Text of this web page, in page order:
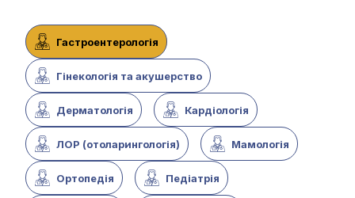
Гастроентерологія
Гінекологія та акушерство
Дерматологія Кардіологія
ЛОР (отоларингологія) Мамологія
Ортопедія Педіатрія